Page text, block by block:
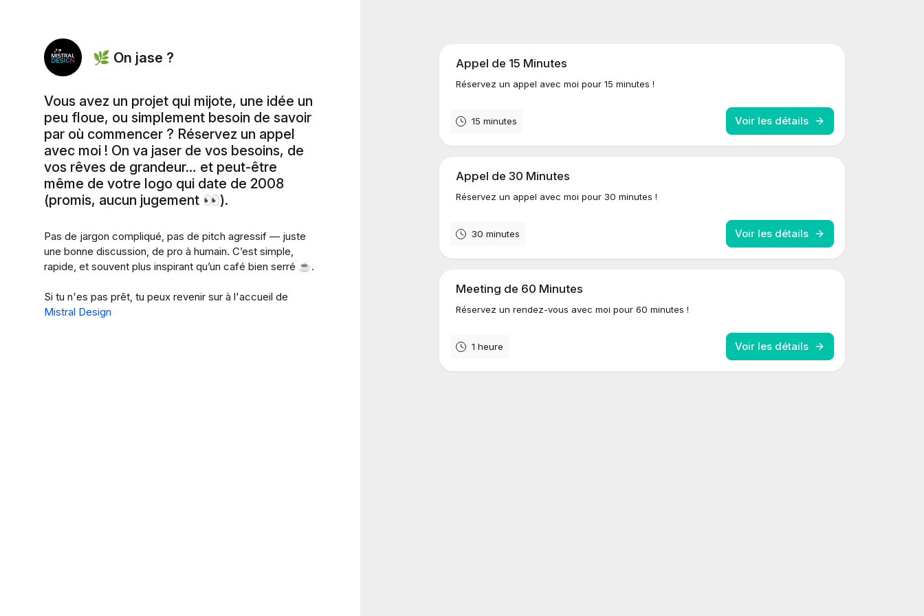
🌿 On jase ?
Vous avez un projet qui mijote, une idée un
peu floue, ou simplement besoin de savoir
par où commencer ? Réservez un appel
avec moi ! On va jaser de vos besoins, de
vos rêves de grandeur… et peut-être
même de votre logo qui date de 2008
(promis, aucun jugement 👀).
Pas de jargon compliqué, pas de pitch agressif — juste
une bonne discussion, de pro à humain. C’est simple,
rapide, et souvent plus inspirant qu’un café bien serré ☕.
Si tu n'es pas prêt, tu peux revenir sur à l'accueil de
Mistral Design
Appel de 15 Minutes
Réservez un appel avec moi pour 15 minutes !
15 minutes Voir les détails
Appel de 30 Minutes
Réservez un appel avec moi pour 30 minutes !
30 minutes Voir les détails
Meeting de 60 Minutes
Réservez un rendez-vous avec moi pour 60 minutes !
1 heure Voir les détails